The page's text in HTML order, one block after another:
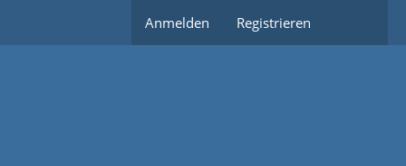
Anmelden Registrieren